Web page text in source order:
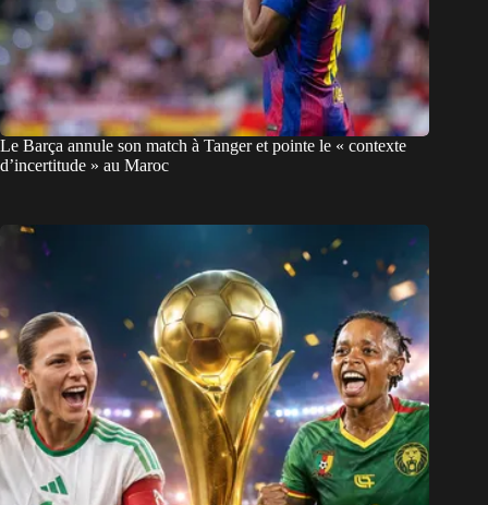
Le Barça annule son match à Tanger et pointe le « contexte
d’incertitude » au Maroc